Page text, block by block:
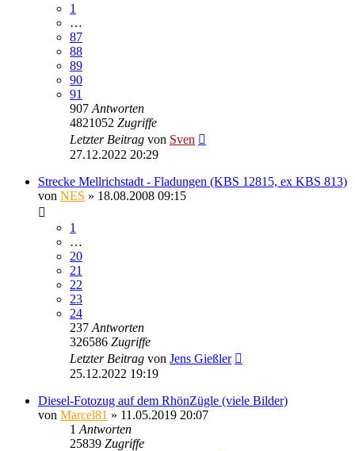
1
…
87
88
89
90
91
907 Antworten
4821052 Zugriffe
Letzter Beitrag von Sven
27.12.2022 20:29
Strecke Mellrichstadt - Fladungen (KBS 12815, ex KBS 813)
von NES » 18.08.2008 09:15
1
…
20
21
22
23
24
237 Antworten
326586 Zugriffe
Letzter Beitrag von Jens Gießler
25.12.2022 19:19
Diesel-Fotozug auf dem RhönZügle (viele Bilder)
von Marcel81 » 11.05.2019 20:07
1 Antworten
25839 Zugriffe